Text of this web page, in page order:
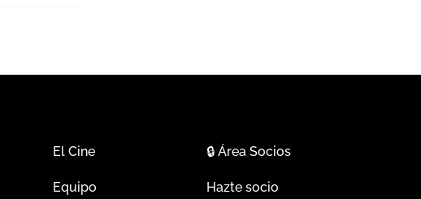
El Cine
Equipo
🔒Área Socios
Hazte socio